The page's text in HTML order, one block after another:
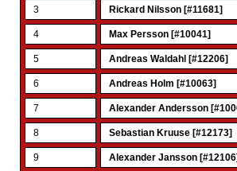
3 Rickard Nilsson [#11681]
4 Max Persson [#10041]
5 Andreas Waldahl [#12206]
6 Andreas Holm [#10063]
7 Alexander Andersson
8 Sebastian Kruuse [#12173]
9 Alexander Jansson [#12106]